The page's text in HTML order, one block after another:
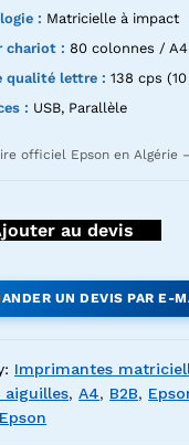
DZ
: Matricielle à impact
chariot : 80 colonnes / A4
qualité lettre : 138 cps
: USB, Parallèle
officiel Epson en
au devis
UN DEVIS PAR E-
Imprimantes
aiguilles,A4, B2B,
Epson